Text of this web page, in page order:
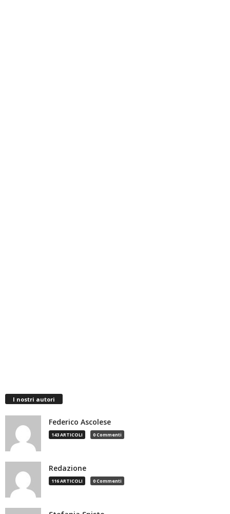
I nostri autori
Federico Ascolese
143 ARTICOLI 0 Commenti
Redazione
116 ARTICOLI 0 Commenti